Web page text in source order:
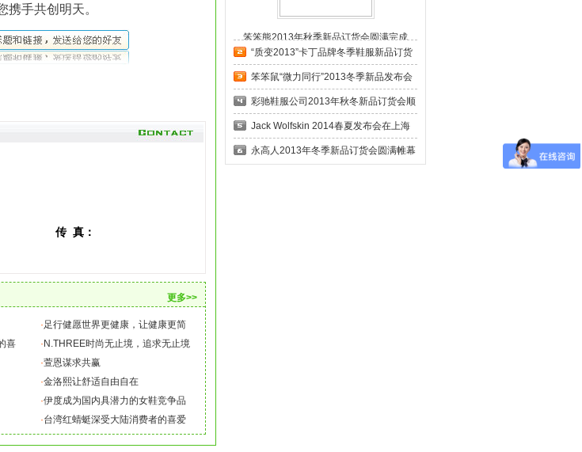
手共创明天。
传 真：
更多>>
·足行健愿世界更健康，让健康更简
喜 · N.THREE时尚无止境，追求无止境
·萱恩谋求共赢
·金洛熙让舒适自由自在
·伊度成为国内具潜力的女鞋竞争品
·台湾红蜻蜓深受大陆消费者的喜爱
笨笨熊2013年秋季新品订货会圆满完成
“质变2013”卡丁品牌冬季鞋服新品订货
笨笨鼠“微力同行”2013冬季新品发布会
彩驰鞋服公司2013年秋冬新品订货会顺
利
Jack Wolfskin 2014春夏发布会在上海
拉
永高人2013年冬季新品订货会圆满帷幕